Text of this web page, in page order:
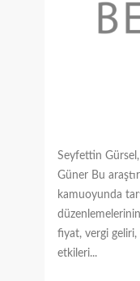
Seyfettin
Güner Bu
kamuoyunda
fiyat, vergi
etkileri...